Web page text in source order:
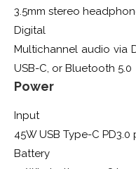
3.5mm stereo
Digital
Multichannel audio via
USB-C, or Bluetooth 5.0
Power
Input
45W USB Type-C
Battery